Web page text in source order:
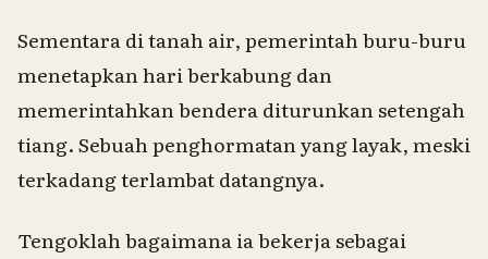
Sementara di tanah air, pemerintah buru-buru
menetapkan hari berkabung dan
memerintahkan bendera diturunkan setengah
tiang. Sebuah penghormatan yang layak, meski
terkadang terlambat datangnya.
Tengoklah bagaimana ia bekerja sebagai